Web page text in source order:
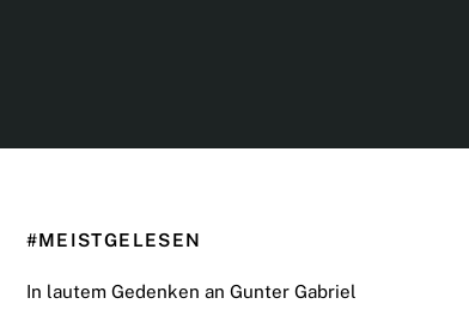
#MEISTGELESEN
In lautem Gedenken an Gunter Gabriel